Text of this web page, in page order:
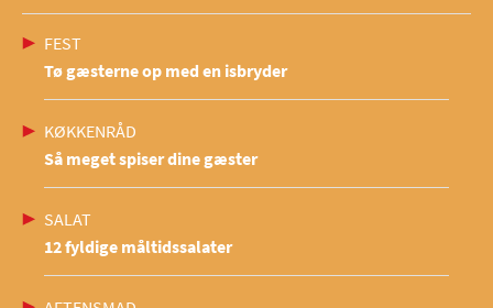
FEST
Tø gæsterne op med en isbryder
KØKKENRÅD
Så meget spiser dine gæster
SALAT
12 fyldige måltidssalater